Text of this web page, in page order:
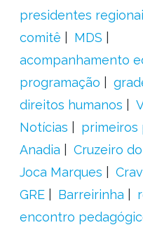
presidentes
comitê
MDS
acompanhamento
programação
direitos humanos
Notícias
primeiros
Anadia
Cruzeiro
Joca Marques
GRE
Barreirinha
encontro